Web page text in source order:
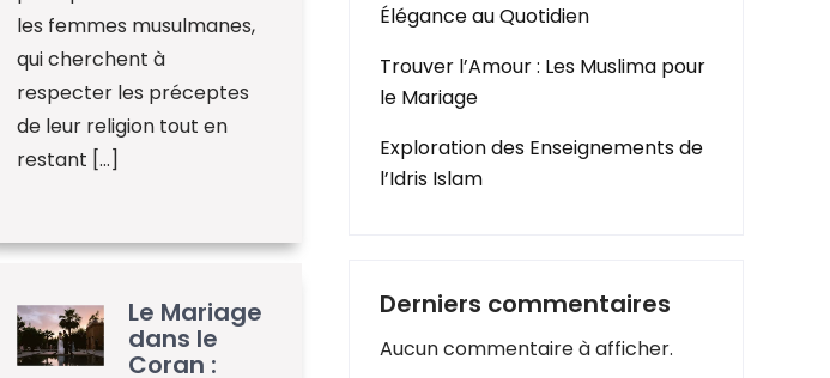
les femmes musulmanes,
qui cherchent à
respecter les préceptes
de leur religion tout en
restant […]
Le Mariage
dans le
Coran :
Élégance au Quotidien
Trouver l’Amour : Les Muslima pour
le Mariage
Exploration des Enseignements de
l’Idris Islam
Derniers commentaires
Aucun commentaire à afficher.